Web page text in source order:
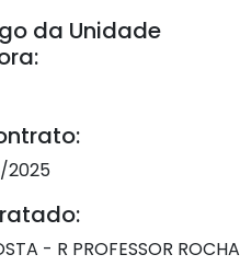
da Unidade
2025
- R PROFESSOR ROCHA